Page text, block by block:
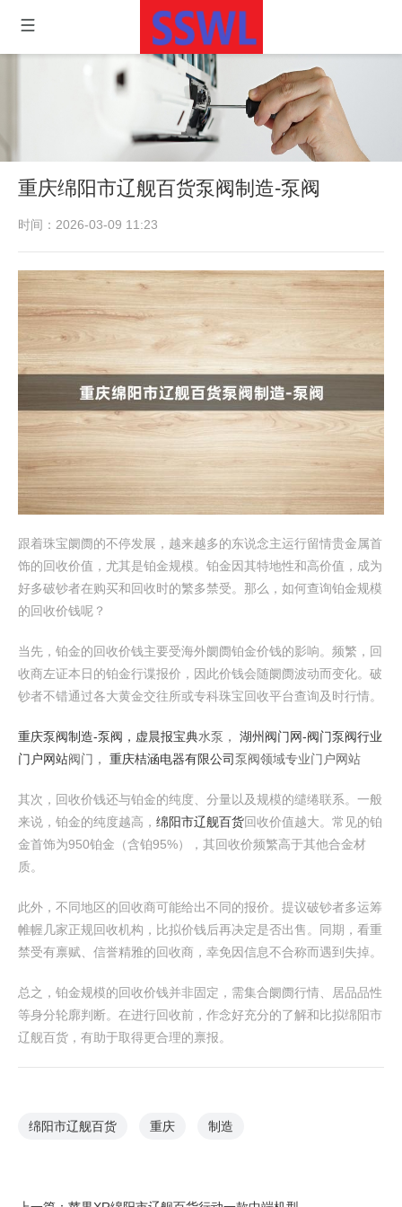
重庆绵阳市辽舰百货泵阀制造-泵阀
时间：2026-03-09 11:23
跟着珠宝阛阓的不停发展，越来越多的东说念主运行留情贵金属首
饰的回收价值，尤其是铂金规模。铂金因其特地性和高价值，成为
好多破钞者在购买和回收时的繁多禁受。那么，如何查询铂金规模
的回收价钱呢？
当先，铂金的回收价钱主要受海外阛阓铂金价钱的影响。频繁，回
收商左证本日的铂金行谍报价，因此价钱会随阛阓波动而变化。破
钞者不错通过各大黄金交往所或专科珠宝回收平台查询及时行情。
重庆泵阀制造-泵阀， 虚晨报宝典水泵， 湖州阀门网-阀门泵阀行业
门户网站阀门， 重庆桔涵电器有限公司泵阀领域专业门户网站
其次，回收价钱还与铂金的纯度、分量以及规模的缱绻联系。一般
来说，铂金的纯度越高， 绵阳市辽舰百货回收价值越大。常见的铂
金首饰为950铂金（含铂95%），其回收价频繁高于其他合金材
质。
此外，不同地区的回收商可能给出不同的报价。提议破钞者多运筹
帷幄几家正规回收机构，比拟价钱后再决定是否出售。同期，看重
禁受有禀赋、信誉精雅的回收商，幸免因信息不合称而遇到失掉。
总之，铂金规模的回收价钱并非固定，需集合阛阓行情、居品品性
等身分轮廓判断。在进行回收前，作念好充分的了解和比拟绵阳市
辽舰百货，有助于取得更合理的禀报。
绵阳市辽舰百货 重庆 制造